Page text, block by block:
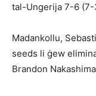
tal-Ungerija 7-6
Madankollu,
seeds li ġew
Brandon